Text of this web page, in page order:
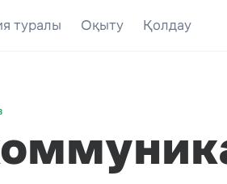
туралы Оқыту Қолдау